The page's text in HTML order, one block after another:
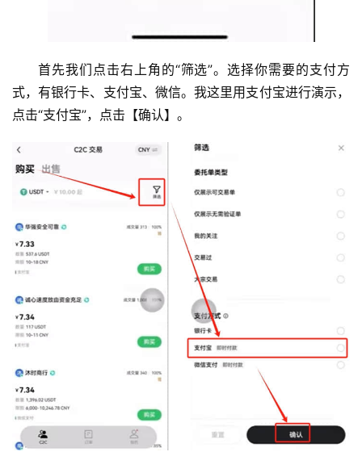
首先我们点击右上角的“筛选”。选择你需要的支付方
式，有银行卡、支付宝、微信。我这里用支付宝进行演示，
点击“支付宝”，点击【确认】。